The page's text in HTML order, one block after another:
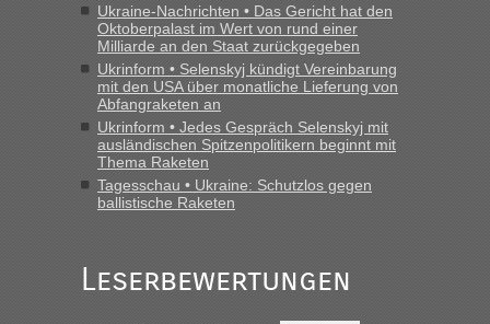
Ukraine-Nachrichten • Das Gericht hat den
Oktoberpalast im Wert von rund einer
Milliarde an den Staat zurückgegeben
Ukrinform • Selenskyj kündigt Vereinbarung
mit den USA über monatliche Lieferung von
Abfangraketen an
Ukrinform • Jedes Gespräch Selenskyj mit
ausländischen Spitzenpolitikern beginnt mit
Thema Raketen
Tagesschau • Ukraine: Schutzlos gegen
ballistische Raketen
Leserbewertungen